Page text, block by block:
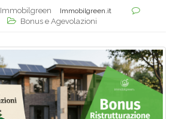
Immobilgreen Immobilgreen.it
Bonus e Agevolazioni